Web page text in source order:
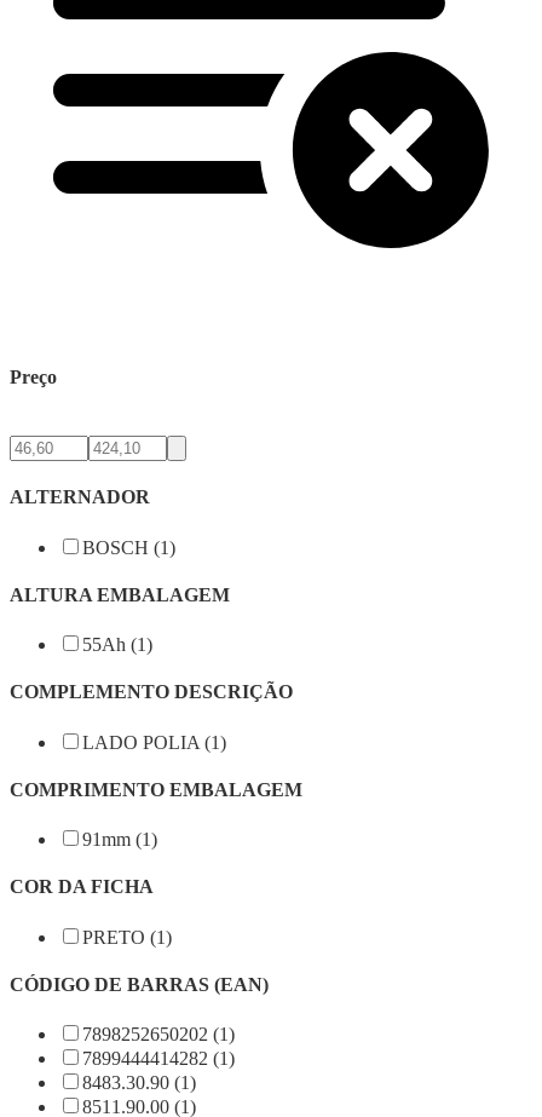
Preço
ALTERNADOR
BOSCH (1)
ALTURA EMBALAGEM
55Ah (1)
COMPLEMENTO DESCRIÇÃO
LADO POLIA (1)
COMPRIMENTO EMBALAGEM
91mm (1)
COR DA FICHA
PRETO (1)
CÓDIGO DE BARRAS (EAN)
7898252650202 (1)
7899444414282 (1)
8483.30.90 (1)
8511.90.00 (1)